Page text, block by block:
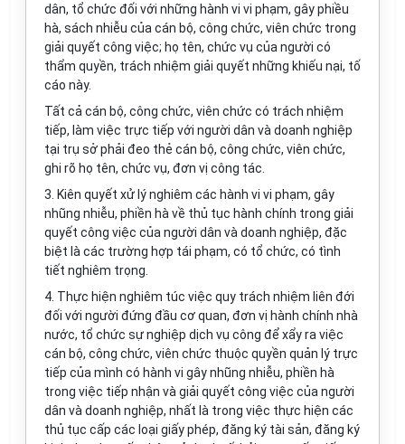
dân, tổ chức đối với những hành vi vi phạm, gây phiều
hà, sách nhiễu của cán bộ, công chức, viên chức trong
giải quyết công việc; họ tên, chức vụ của người có
thẩm quyền, trách nhiệm giải quyết những khiếu nại, tố
cáo này.
Tất cả cán bộ, công chức, viên chức có trách nhiệm
tiếp, làm việc trực tiếp với người dân và doanh nghiệp
tại trụ sở phải đeo thẻ cán bộ, công chức, viên chức,
ghi rõ họ tên, chức vụ, đơn vị công tác.
3. Kiên quyết xử lý nghiêm các hành vi vi phạm, gây
nhũng nhiễu, phiền hà về thủ tục hành chính trong giải
quyết công việc của người dân và doanh nghiệp, đặc
biệt là các trường hợp tái phạm, có tổ chức, có tình
tiết nghiêm trọng.
4. Thực hiện nghiêm túc việc quy trách nhiệm liên đới
đối với người đứng đầu cơ quan, đơn vị hành chính nhà
nước, tổ chức sự nghiệp dịch vụ công để xẩy ra việc
cán bộ, công chức, viên chức thuộc quyền quản lý trực
tiếp của mình có hành vi gây nhũng nhiễu, phiền hà
trong việc tiếp nhận và giải quyết công việc của người
dân và doanh nghiệp, nhất là trong việc thực hiện các
thủ tục cấp các loại giấy phép, đăng ký tài sản, đăng ký